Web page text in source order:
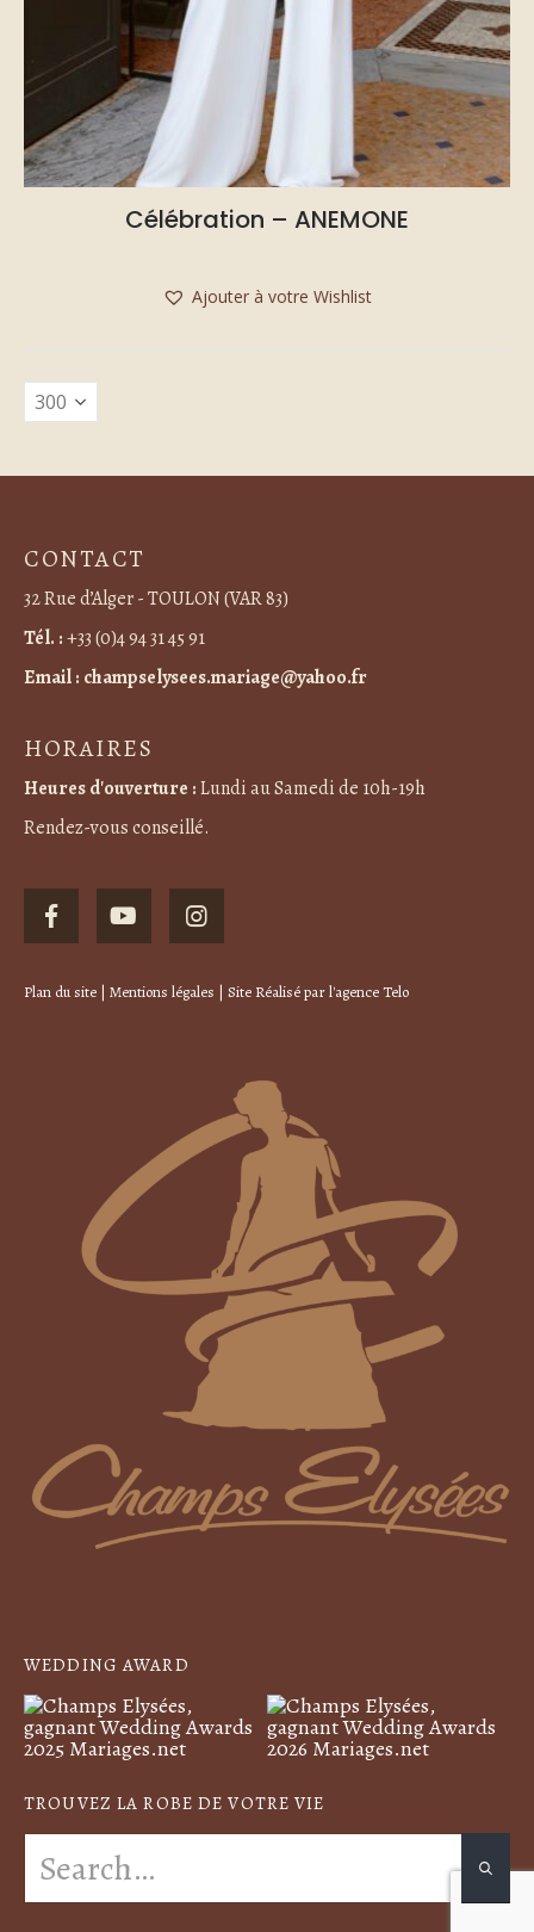
Célébration – ANEMONE
Ajouter à votre Wishlist
CONTACT
32 Rue d’Alger - TOULON (VAR 83)
Tél. :+33 (0)4 94 31 45 91
Email : champselysees.mariage@yahoo.fr
HORAIRES
Heures d'ouverture :Lundi au Samedi de 10h-19h
Rendez-vous conseillé.
Plan du site | Mentions légales | Site Réalisé parl'agence Telo
WEDDING AWARD
TROUVEZ LA ROBE DE VOTRE VIE